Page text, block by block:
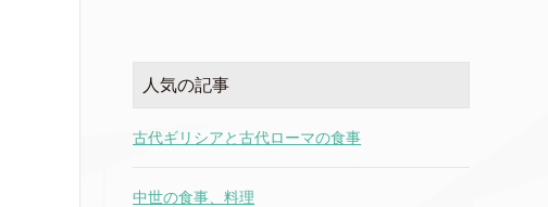
人気の記事
古代ギリシアと古代ローマの食事
中世の食事、料理